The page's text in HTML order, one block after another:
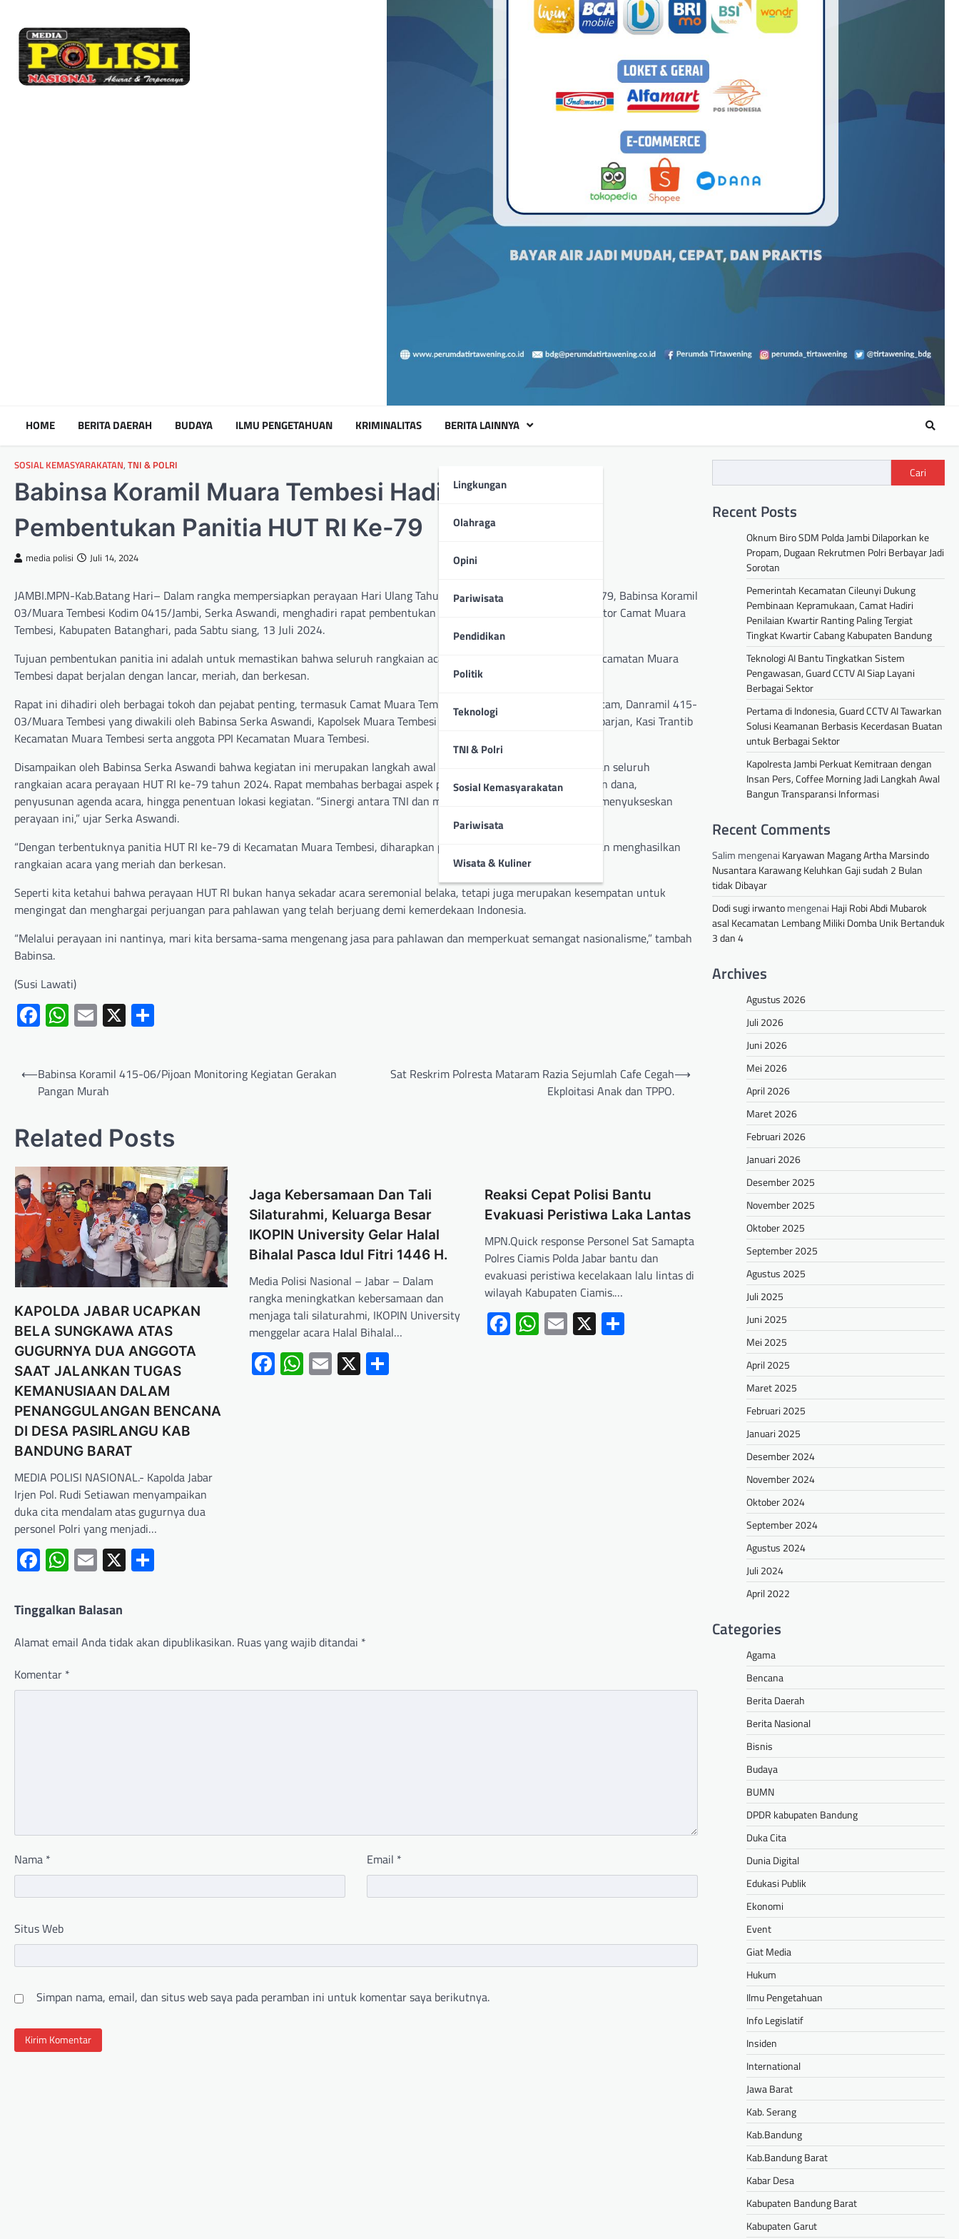
HOME BERITA DAERAH BUDAYA ILMU PENGETAHUAN KRIMINALITAS BERITA LAINNYA
Lingkungan
Olahraga
Opini
Pariwisata
Pendidikan
Politik
Teknologi
TNI & Polri
Sosial Kemasyarakatan
Pariwisata
Wisata & Kuliner
SOSIAL KEMASYARAKATAN, TNI & POLRI
Babinsa Koramil Muara Tembesi Hadiri Rapat
Pembentukan Panitia HUT RI Ke-79
media polisi Juli 14, 2024
JAMBI.MPN-Kab.Batang Hari– Dalam rangka mempersiapkan perayaan Hari Ulang Tahun Republik Indonesia (HUT RI) ke-79, Babinsa Koramil
03/Muara Tembesi Kodim 0415/Jambi, Serka Aswandi, menghadiri rapat pembentukan panitia yang diadakan di Aula Kantor Camat Muara
Tembesi, Kabupaten Batanghari, pada Sabtu siang, 13 Juli 2024.
Tujuan pembentukan panitia ini adalah untuk memastikan bahwa seluruh rangkaian acara perayaan HUT RI di tingkat Kecamatan Muara
Tembesi dapat berjalan dengan lancar, meriah, dan berkesan.
Rapat ini dihadiri oleh berbagai tokoh dan pejabat penting, termasuk Camat Muara Tembesi Bapak Edi Purwanto, SP, Sekcam, Danramil 415-
03/Muara Tembesi yang diwakili oleh Babinsa Serka Aswandi, Kapolsek Muara Tembesi yang diwakili oleh Aipda Didik Suparjan, Kasi Trantib
Kecamatan Muara Tembesi serta anggota PPI Kecamatan Muara Tembesi.
Disampaikan oleh Babinsa Serka Aswandi bahwa kegiatan ini merupakan langkah awal yang krusial dalam mempersiapkan seluruh
rangkaian acara perayaan HUT RI ke-79 tahun 2024. Rapat membahas berbagai aspek persiapan, mulai dari penggalangan dana,
penyusunan agenda acara, hingga penentuan lokasi kegiatan. “Sinergi antara TNI dan masyarakat sangat penting untuk menyukseskan
perayaan ini,” ujar Serka Aswandi.
“Dengan terbentuknya panitia HUT RI ke-79 di Kecamatan Muara Tembesi, diharapkan persiapan dapat berjalan lancar dan menghasilkan
rangkaian acara yang meriah dan berkesan.
Seperti kita ketahui bahwa perayaan HUT RI bukan hanya sekadar acara seremonial belaka, tetapi juga merupakan kesempatan untuk
mengingat dan menghargai perjuangan para pahlawan yang telah berjuang demi kemerdekaan Indonesia.
“Melalui perayaan ini nantinya, mari kita bersama-sama mengenang jasa para pahlawan dan memperkuat semangat nasionalisme,” tambah
Babinsa.
(Susi Lawati)
Facebook
WhatsApp
Email
X
⟵Babinsa Koramil 415-06/Pijoan Monitoring Kegiatan Gerakan
Pangan Murah
Sat Reskrim Polresta Mataram Razia Sejumlah Cafe Cegah
Ekploitasi Anak dan TPPO.
⟶
Related Posts
KAPOLDA JABAR UCAPKAN
BELA SUNGKAWA ATAS
GUGURNYA DUA ANGGOTA
SAAT JALANKAN TUGAS
KEMANUSIAAN DALAM
PENANGGULANGAN BENCANA
DI DESA PASIRLANGU KAB
BANDUNG BARAT
MEDIA POLISI NASIONAL.- Kapolda Jabar
Irjen Pol. Rudi Setiawan menyampaikan
duka cita mendalam atas gugurnya dua
personel Polri yang menjadi…
Facebook
WhatsApp
Email
X
Jaga Kebersamaan Dan Tali
Silaturahmi, Keluarga Besar
IKOPIN University Gelar Halal
Bihalal Pasca Idul Fitri 1446 H.
Media Polisi Nasional – Jabar – Dalam
rangka meningkatkan kebersamaan dan
menjaga tali silaturahmi, IKOPIN University
menggelar acara Halal Bihalal…
Facebook
WhatsApp
Email
X
Reaksi Cepat Polisi Bantu
Evakuasi Peristiwa Laka Lantas
MPN.Quick response Personel Sat Samapta
Polres Ciamis Polda Jabar bantu dan
evakuasi peristiwa kecelakaan lalu lintas di
wilayah Kabupaten Ciamis.…
Facebook
WhatsApp
Email
X Share
Tinggalkan Balasan
Alamat email Anda tidak akan dipublikasikan. Ruas yang wajib ditandai *
Komentar *
Nama * Email *
Situs Web
Simpan nama, email, dan situs web saya pada peramban ini untuk komentar saya berikutnya.
Cari
Recent Posts
Oknum Biro SDM Polda Jambi Dilaporkan ke
Propam, Dugaan Rekrutmen Polri Berbayar Jadi
Sorotan
Pemerintah Kecamatan Cileunyi Dukung
Pembinaan Kepramukaan, Camat Hadiri
Penilaian Kwartir Ranting Paling Tergiat
Tingkat Kwartir Cabang Kabupaten Bandung
Teknologi AI Bantu Tingkatkan Sistem
Pengawasan, Guard CCTV AI Siap Layani
Berbagai Sektor
Pertama di Indonesia, Guard CCTV AI Tawarkan
Solusi Keamanan Berbasis Kecerdasan Buatan
untuk Berbagai Sektor
Kapolresta Jambi Perkuat Kemitraan dengan
Insan Pers, Coffee Morning Jadi Langkah Awal
Bangun Transparansi Informasi
Recent Comments
Salim mengenai Karyawan Magang Artha Marsindo
Nusantara Karawang Keluhkan Gaji sudah 2 Bulan
tidak Dibayar
Dodi sugi irwantomengenai Haji Robi Abdi Mubarok
asal Kecamatan Lembang Miliki Domba Unik Bertanduk
3 dan 4
Archives
Agustus 2026
Juli 2026
Juni 2026
Mei 2026
April 2026
Maret 2026
Februari 2026
Januari 2026
Desember 2025
November 2025
Oktober 2025
September 2025
Agustus 2025
Juli 2025
Juni 2025
Mei 2025
April 2025
Maret 2025
Februari 2025
Januari 2025
Desember 2024
November 2024
Oktober 2024
September 2024
Agustus 2024
Juli 2024
April 2022
Categories
Agama
Bencana
Berita Daerah
Berita Nasional
Bisnis
Budaya
BUMN
DPDR kabupaten Bandung
Duka Cita
Dunia Digital
Edukasi Publik
Ekonomi
Event
Giat Media
Hukum
Ilmu Pengetahuan
Info Legislatif
Insiden
International
Jawa Barat
Kab. Serang
Kab.Bandung
Kab.Bandung Barat
Kabar Desa
Kabupaten Bandung Barat
Kabupaten Garut